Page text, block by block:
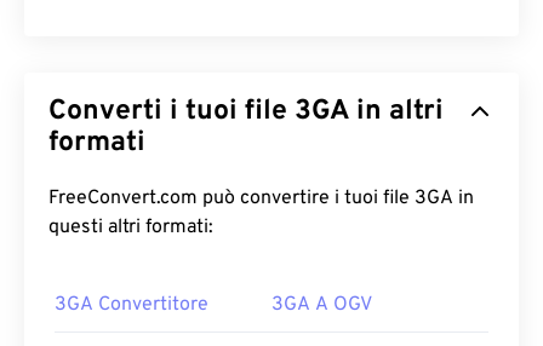
Converti i tuoi file 3GA in altri
formati
FreeConvert.com può convertire i tuoi file 3GA in
questi altri formati:
3GA Convertitore 3GA A OGV